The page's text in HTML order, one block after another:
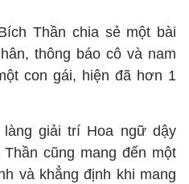
Thần chia sẻ một bài
thông báo cô và nam
con gái, hiện đã hơn 1
giải trí Hoa ngữ dậy
cũng mang đến một
và khẳng định khi mang